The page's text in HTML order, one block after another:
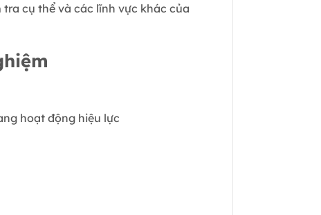
cụ thể và các lĩnh vực khác của
hoạt động hiệu lực